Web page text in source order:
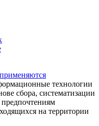
применяются
технологии
сбора, систематизации
на территории